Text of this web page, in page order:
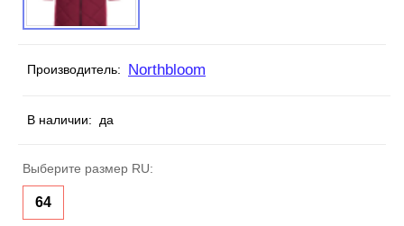
Производитель: Northbloom
В наличии: да
Выберите размер RU:
64